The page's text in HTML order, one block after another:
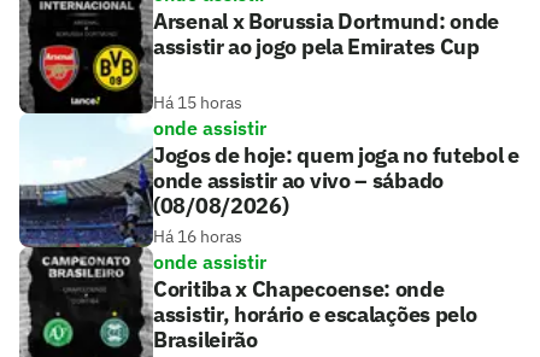
Arsenal x Borussia Dortmund: onde
assistir ao jogo pela Emirates Cup
Há 15 horas
onde assistir
Jogos de hoje: quem joga no futebol e
onde assistir ao vivo – sábado
(08/08/2026)
Há 16 horas
onde assistir
Coritiba x Chapecoense: onde
assistir, horário e escalações pelo
Brasileirão